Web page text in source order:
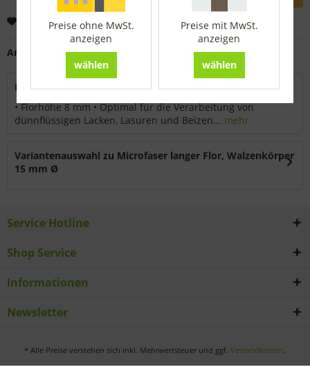
Merken
Artikel-Nr.:
Beschreibung
• Florhöhe 8 mm • Optimal für die Verarbeitung von
dünnflüssigen Lacken, Lasuren und Beizen... mehr
Variantenauswahl zu Microfaser langer Flor, Walzenkörper
15 mm Ø
Service Hotline
Shop Service
Informationen
Newsletter
* Alle Preise verstehen sich inkl. Mehrwertsteuer und ggf. Versandkosten.
Preise ohne MwSt.
anzeigen
wählen
Preise mit MwSt.
anzeigen
wählen